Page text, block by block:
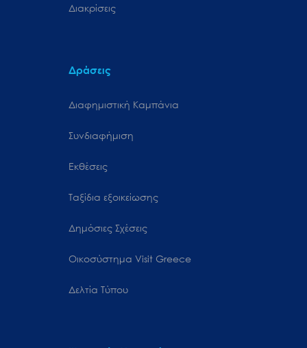
Διακρίσεις
Δράσεις
Διαφημιστική Καμπάνια
Συνδιαφήμιση
Εκθέσεις
Ταξίδια εξοικείωσης
Δημόσιες Σχέσεις
Oικοσύστημα Visit Greece
Δελτία Τύπου